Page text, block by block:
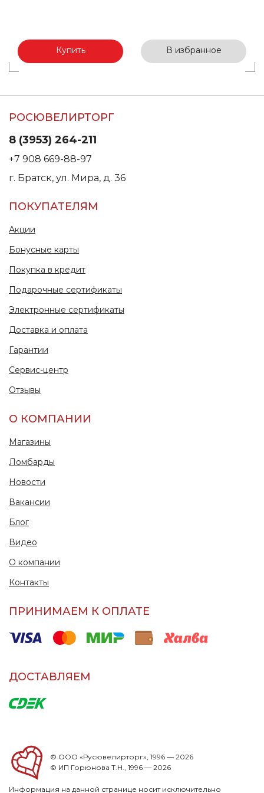
Купить В избранное
РОСЮВЕЛИРТОРГ
8 (3953) 264-211
+7 908 669-88-97
г. Братск, ул. Мира, д. 36
ПОКУПАТЕЛЯМ
Акции
Бонусные карты
Покупка в кредит
Подарочные сертификаты
Электронные сертификаты
Доставка и оплата
Гарантии
Сервис-центр
Отзывы
О КОМПАНИИ
Магазины
Ломбарды
Новости
Вакансии
Блог
Видео
О компании
Контакты
ПРИНИМАЕМ К ОПЛАТЕ
ДОСТАВЛЯЕМ
© ООО «Русювелирторг», 1996 — 2026
© ИП Горюнова Т.Н., 1996 — 2026
Информация на данной странице носит исключительно